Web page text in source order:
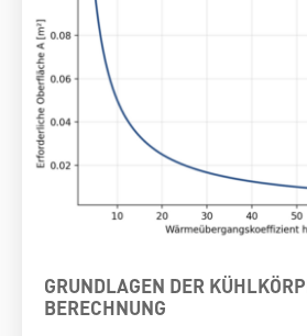
GRUNDLAGEN DER
BERECHNUNG